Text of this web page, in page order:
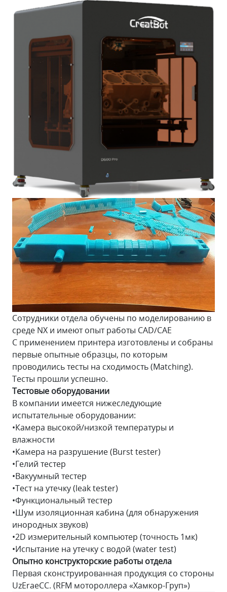
Сотрудники отдела обучены по моделированию в
среде NX и имеют опыт работы CAD/CAE
С применением принтера изготовлены и собраны
первые опытные образцы, по которым
проводились тесты на сходимость (Matching).
Тесты прошли успешно.
Тестовые оборудовании
В компании имеется нижеследующие
испытательные оборудовании:
•Камера высокой/низкой температуры и
влажности
•Камера на разрушение (Burst tester)
•Гелий тестер
•Вакуумный тестер
•Тест на утечку (leak tester)
•Функциональный тестер
•Шум изоляционная кабина (для обнаружения
инородных звуков)
•2D измерительный компьютер (точность 1мк)
•Испытание на утечку с водой (water test)
Опытно конструкторские работы отдела
Первая сконструированная продукция со стороны
UzEraeCC. (RFM мотороллера «Хамкор-Груп»)